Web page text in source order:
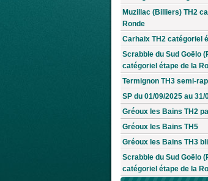
Muzillac (Billiers) TH2
Ronde
Carhaix TH2 catégoriel
Scrabble du Sud Goëlo
catégoriel étape de la
Termignon TH3 semi-
SP du 01/09/2025 au 31/
Gréoux les Bains TH2
Gréoux les Bains TH5
Gréoux les Bains TH3
Scrabble du Sud Goëlo
catégoriel étape de la